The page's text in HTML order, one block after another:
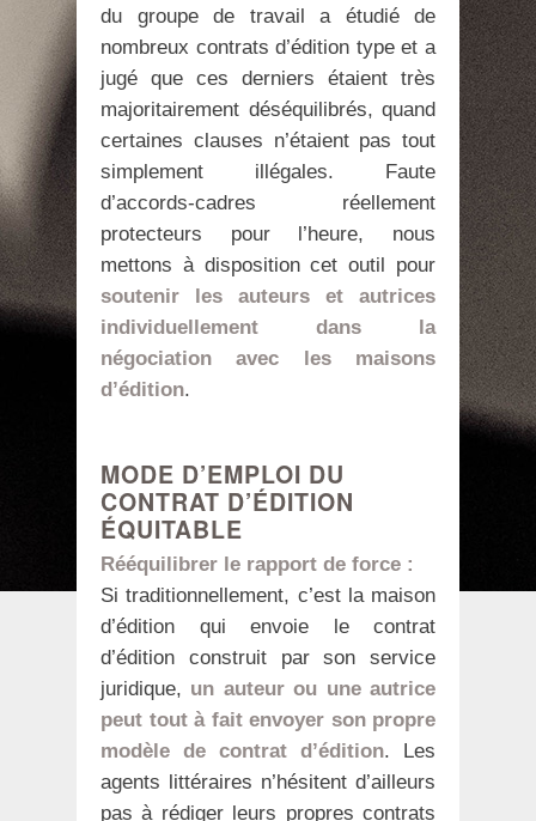
du groupe de travail a étudié de
nombreux contrats d’édition type et a
jugé que ces derniers étaient très
majoritairement déséquilibrés, quand
certaines clauses n’étaient pas tout
simplement illégales. Faute
d’accords-cadres réellement
protecteurs pour l’heure, nous
mettons à disposition cet outil pour
soutenir les auteurs et autrices
individuellement dans la
négociation avec les maisons
d’édition.
MODE D’EMPLOI DU
CONTRAT D’ÉDITION
ÉQUITABLE
Rééquilibrer le rapport de force :
Si traditionnellement, c’est la maison
d’édition qui envoie le contrat
d’édition construit par son service
juridique, un auteur ou une autrice
peut tout à fait envoyer son propre
modèle de contrat d’édition. Les
agents littéraires n’hésitent d’ailleurs
pas à rédiger leurs propres contrats